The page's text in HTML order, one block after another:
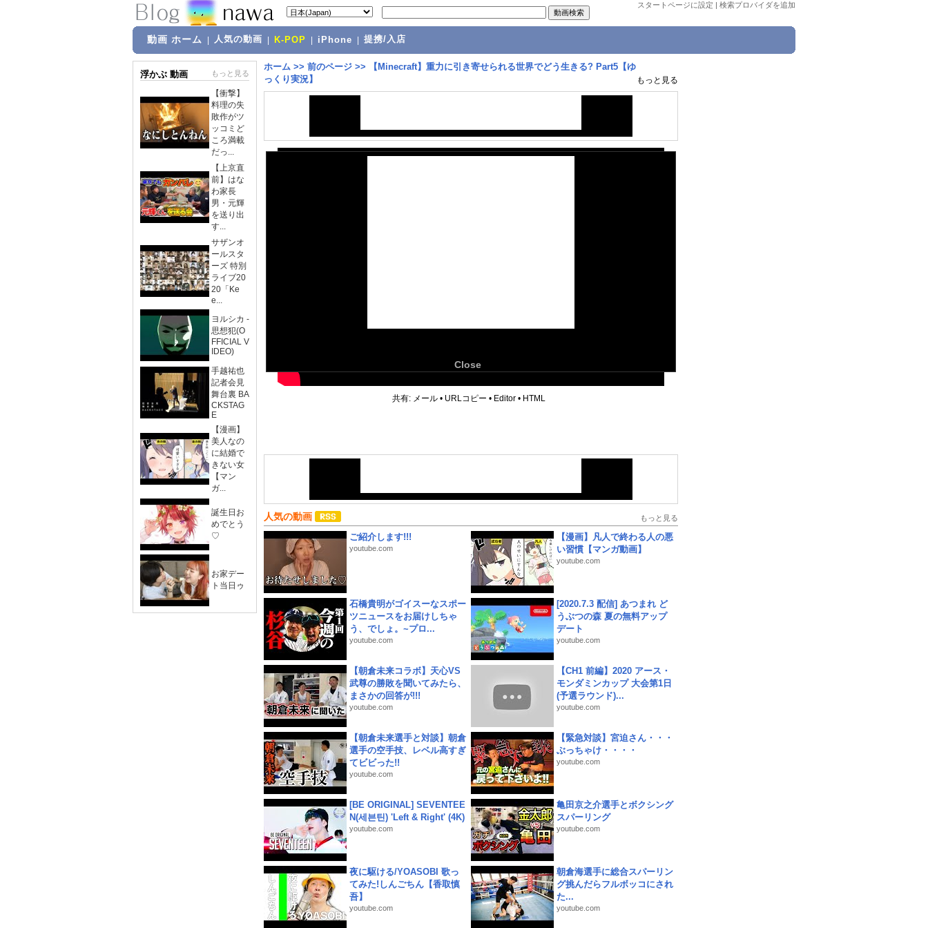
スタートページに設定 | 検索プロバイダを追加
動画 ホーム 人気の動画 K-POP iPhone 提携/入店
浮かぶ 動画 もっと見る
【衝撃】
料理の失
敗作がツ
ッコミど
ころ満載
だっ...
【上京直
前】はな
わ家長
男・元輝
を送り出
す...
サザンオ
ールスタ
ーズ 特別
ライブ20
20「Ke
e...
ヨルシカ -
思想犯(O
FFICIAL V
IDEO)
手越祐也
記者会見
舞台裏 BA
CKSTAG
E
【漫画】
美人なの
に結婚で
きない女
【マン
ガ...
誕生日お
めでとう
♡
お家デー
ト当日ゥ
ホーム >> 前のページ >>
【Minecraft】重力に引き寄せられる世界でどう生きる? Part5【ゆ
っくり実況】
もっと見る
Close
共有: メール • URLコピー • Editor • HTML
人気の動画 もっと見る
ご紹介します!!!
youtube.com
【漫画】凡人で終わる人の悪
い習慣【マンガ動画】
youtube.com
石橋貴明がゴイスーなスポー
ツニュースをお届けしちゃ
う、でしょ。~プロ...
youtube.com
[2020.7.3 配信] あつまれ ど
うぶつの森 夏の無料アップ
デート
youtube.com
【朝倉未来コラボ】天心VS
武尊の勝敗を聞いてみたら、
まさかの回答が!!!
youtube.com
【CH1 前編】2020 アース・
モンダミンカップ 大会第1日
(予選ラウンド)...
youtube.com
【朝倉未来選手と対談】朝倉
選手の空手技、レベル高すぎ
てビビった!!
youtube.com
【緊急対談】宮迫さん・・・
ぶっちゃけ・・・・
youtube.com
[BE ORIGINAL] SEVENTEE
N(세븐틴) 'Left & Right' (4K)
youtube.com
亀田京之介選手とボクシング
スパーリング
youtube.com
夜に駆ける/YOASOBI 歌っ
てみた!しんごちん【香取慎
吾】
youtube.com
朝倉海選手に総合スパーリン
グ挑んだらフルボッコにされ
た...
youtube.com